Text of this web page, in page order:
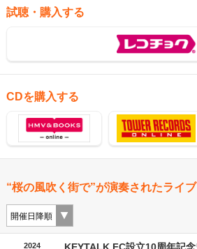
試聴・購入する
CDを購入する
“桜の風吹く街で”が演奏されたライ
2024
KEYTALK FC設立10周年記